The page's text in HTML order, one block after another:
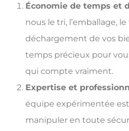
Économie de temps et
nous le tri, l’emballage,
déchargement de vos
temps précieux pour
qui compte vraiment.
Expertise et
équipe expérimentée
manipuler en toute